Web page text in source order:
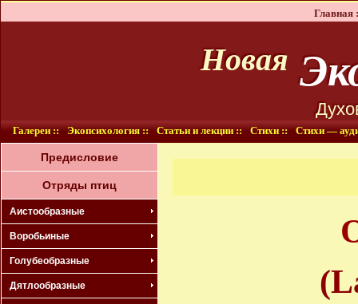
Главная
Новая
Галереи :: Экопсихология :: Статьи и лекции :: Стихи :: Стихи —
Предисловие
Отряды птиц
Аистообразные
Воробьиные
Голубеобразные
Дятлообразные